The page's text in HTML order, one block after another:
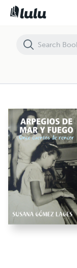
ARPEGIOS DE MAR Y